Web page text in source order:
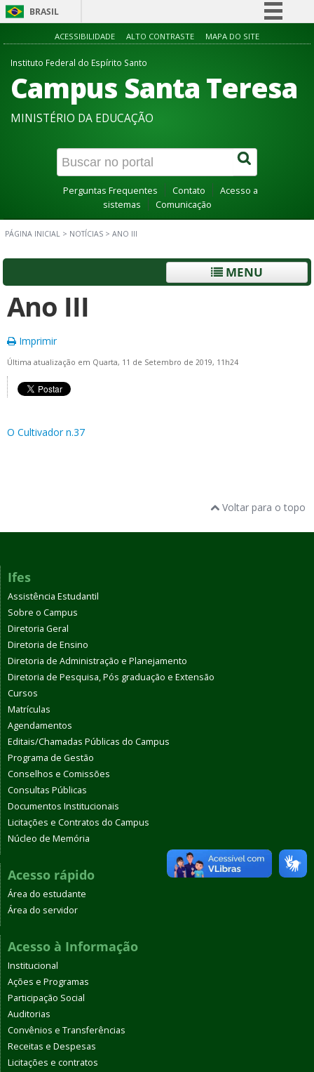
BRASIL
Simplifique!
Participe
Acesso à informação
Canais
ACESSIBILIDADE ALTO CONTRASTE MAPA DO SITE
Instituto Federal do Espírito Santo
Campus Santa Teresa
MINISTÉRIO DA EDUCAÇÃO
Perguntas Frequentes Contato
Acesso a
sistemas
Comunicação
PÁGINA INICIAL > NOTÍCIAS > ANO III
MENU
Ano III
Imprimir
Última atualização em Quarta, 11 de Setembro de 2019, 11h24
O Cultivador n.37
Voltar para o topo
Ifes
Assistência Estudantil
Sobre o Campus
Diretoria Geral
Diretoria de Ensino
Diretoria de Administração e Planejamento
Diretoria de Pesquisa, Pós graduação e Extensão
Cursos
Matrículas
Agendamentos
Editais/Chamadas Públicas do Campus
Programa de Gestão
Conselhos e Comissões
Consultas Públicas
Documentos Institucionais
Licitações e Contratos do Campus
Núcleo de Memória
Acesso rápido
Área do estudante
Área do servidor
Acesso à Informação
Institucional
Ações e Programas
Participação Social
Auditorias
Convênios e Transferências
Receitas e Despesas
Licitações e contratos